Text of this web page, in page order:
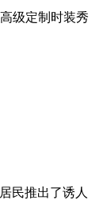
级定制时装秀
民推出了诱人